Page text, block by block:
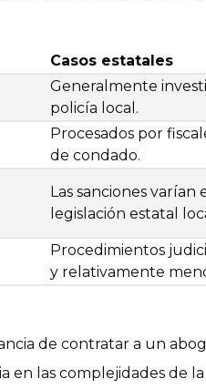
Casos estatales
Generalmente
policía local.
Procesados por
de condado.
Las sanciones varían
legislación estatal
Procedimientos
y relativamente
de contratar a un
en las complejidades de